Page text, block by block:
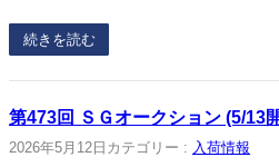
続きを読む
第473回 ＳＧオークション (5/13
2026年5月12日 カテゴリー : 入荷情報